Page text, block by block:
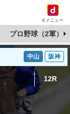
dメニュー
プロ野球（2軍）
中山 阪神
12R